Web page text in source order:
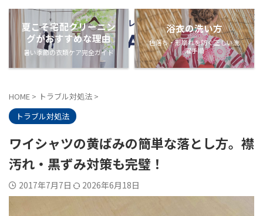
夏こそ宅配クリーニン
グがおすすめな理由
暑い季節の衣類ケア完全ガイド
浴衣の洗い方
色落ち・形崩れを防ぐ正しい洗
濯手順
HOME > トラブル対処法 >
トラブル対処法
ワイシャツの黄ばみの簡単な落とし方。襟
汚れ・黒ずみ対策も完璧！
2017年7月7日 2026年6月18日